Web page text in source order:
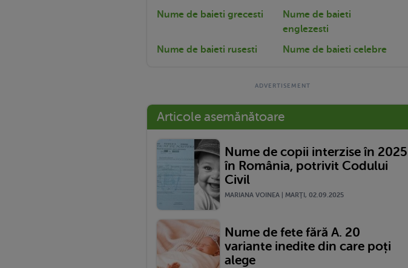
Nume de baieti grecesti
Nume de baieti
englezesti
Nume de baieti rusesti
Nume de baieti celebre
Articole asemănătoare
Nume de copii interzise în 2025
în România, potrivit Codului
Civil
MARIANA VOINEA | MARŢI, 02.09.2025
Nume de fete fără A. 20
variante inedite din care poți
alege